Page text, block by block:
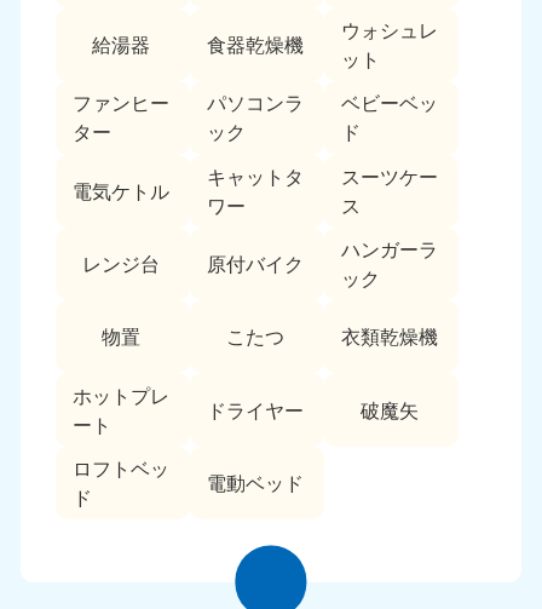
給湯器 食器乾燥機
ウォシュレ
ット
ファンヒー
ター
パソコンラ
ック
ベビーベッ
ド
電気ケトル
キャットタ
ワー
スーツケー
ス
レンジ台 原付バイク
ハンガーラ
ック
物置 こたつ 衣類乾燥機
ホットプレ
ート
ドライヤー 破魔矢
ロフトベッ
ド
電動ベッド